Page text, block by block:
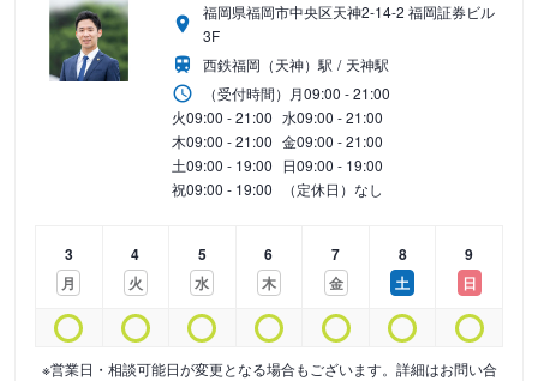
福岡県福岡市中央区天神2-14-2 福岡証券ビル
3F
西鉄福岡（天神）駅
天神駅
（受付時間） 月09:00 - 21:00
火09:00 - 21:00 水09:00 - 21:00
木09:00 - 21:00 金09:00 - 21:00
土09:00 - 19:00 日09:00 - 19:00
祝09:00 - 19:00 （定休日）なし
3
月
4
火
5
水
6
木
7
金
8
土
9
日
※営業日・相談可能日が変更となる場合もございます。詳細はお問い合